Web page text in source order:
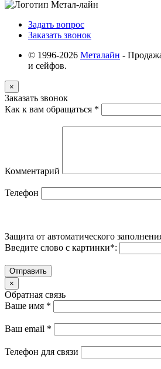
Задать вопрос
Заказать звонок
© 1996-2026 Металайн -
и сейфов.
×
Заказать звонок
Как к вам обращаться *
Комментарий
Телефон
Защита от автоматического
Введите слово с картинки*:
Отправить
×
Обратная связь
Ваше имя *
Ваш email *
Телефон для связи